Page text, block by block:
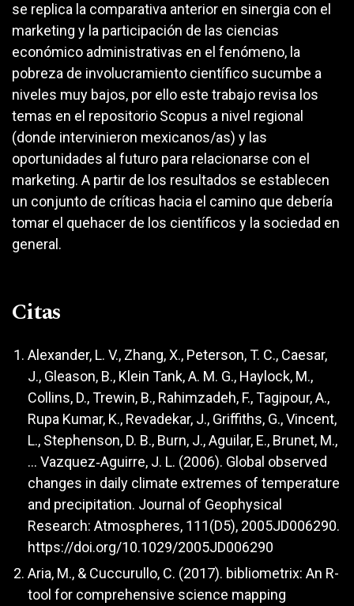
se replica la comparativa anterior en sinergia con el
marketing y la participación de las ciencias
económico administrativas en el fenómeno, la
pobreza de involucramiento científico sucumbe a
niveles muy bajos, por ello este trabajo revisa los
temas en el repositorio Scopus a nivel regional
(donde intervinieron mexicanos/as) y las
oportunidades al futuro para relacionarse con el
marketing. A partir de los resultados se establecen
un conjunto de críticas hacia el camino que debería
tomar el quehacer de los científicos y la sociedad en
general.
Citas
Alexander, L. V., Zhang, X., Peterson, T. C., Caesar,
J., Gleason, B., Klein Tank, A. M. G., Haylock, M.,
Collins, D., Trewin, B., Rahimzadeh, F., Tagipour, A.,
Rupa Kumar, K., Revadekar, J., Griffiths, G., Vincent,
L., Stephenson, D. B., Burn, J., Aguilar, E., Brunet, M.,
… Vazquez‐Aguirre, J. L. (2006). Global observed
changes in daily climate extremes of temperature
and precipitation. Journal of Geophysical
Research: Atmospheres, 111(D5), 2005JD006290.
https://doi.org/10.1029/2005JD006290
Aria, M., & Cuccurullo, C. (2017). bibliometrix: An R-
tool for comprehensive science mapping